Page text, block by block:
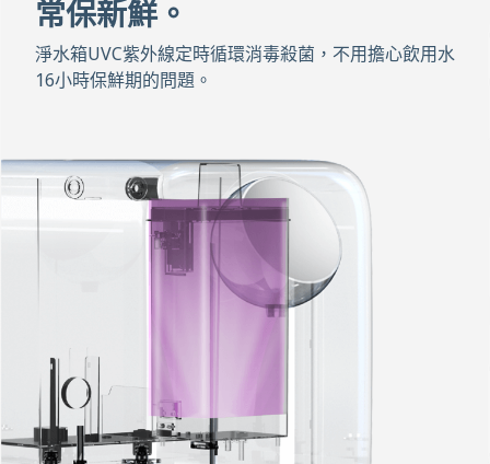
常保新鮮。
淨水箱UVC紫外線定時循環消毒殺菌，不用擔心飲用水
16小時保鮮期的問題。